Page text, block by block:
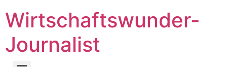
Wirtschaftswunder-
Journalist